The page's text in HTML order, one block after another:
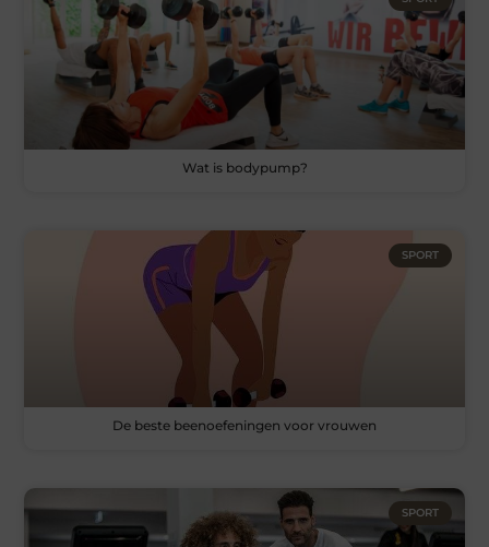
Wat is bodypump?
SPORT
De beste beenoefeningen voor vrouwen
SPORT